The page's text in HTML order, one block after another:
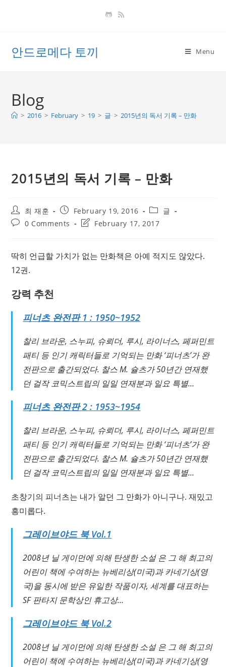
안드로메다 토끼 Menu
Blog
> 2016 > February > 19 > 글 > 2015년의 독서 기록 – 만화
2015년의 독서 기록 – 만화
Post
author:
최 재훈
Post
published:
February 19, 2016
Post
category:
글
Post0 Comments
PostFebruary 17, 2017
딱히 언급할 가치가 없는 만화책은 아예 적지도 않았다.
12권.
강력 추천
피너츠 완전판 1 : 1950~1952
찰리 브라운, 스누피, 슈뢰더, 루시, 라이너스, 페퍼민트
패티 등 인기 캐릭터들로 기억되는 만화 ‘피너츠’가 완
전판으로 출간되었다. 찰스 M. 슐츠가 50년간 연재했
던 걸작 코믹스트립의 일일 연재분과 일요 특별…
피너츠 완전판 2 : 1953~1954
찰리 브라운, 스누피, 슈뢰더, 루시, 라이너스, 페퍼민트
패티 등 인기 캐릭터들로 기억되는 만화 ‘피너츠’가 완
전판으로 출간되었다. 찰스 M. 슐츠가 50년간 연재했
던 걸작 코믹스트립의 일일 연재분과 일요 특별…
초창기의 피너츠는 내가 알던 그 만화가 아니구나. 재밌고
흥미롭다.
그레이브야드 북 Vol.1
2008년 닐 게이먼에 의해 탄생한 소설 은 그 해 최고의
어린이 책에 수여하는 뉴베리상(미국)과 카네기상(영
국)을 동시에 받은 유일한 작품이자, 세계를 대표하는
SF 판타지 문학상인 휴고상…
그레이브야드 북 Vol.2
2008년 닐 게이먼에 의해 탄생한 소설 은 그 해 최고의
어린이 책에 수여하는 뉴베리상(미국)과 카네기상(영